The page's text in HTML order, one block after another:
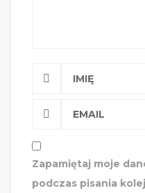
Zapamiętaj moje
podczas pisania